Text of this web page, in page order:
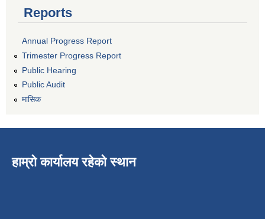
Reports
Annual Progress Report
Trimester Progress Report
Public Hearing
Public Audit
मासिक
हाम्रो कार्यालय रहेको स्थान